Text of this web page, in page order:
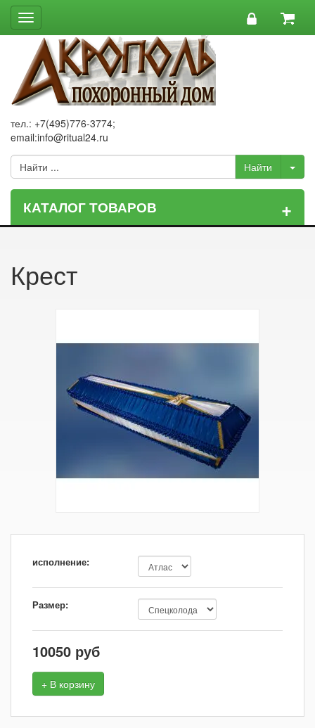
Toggle
navigation
тел.: +7(495)776-3774;
email:info@ritual24.ru
КАТАЛОГ ТОВАРОВ +
Крест
исполнение:
Размер:
10050 руб
+ В корзину